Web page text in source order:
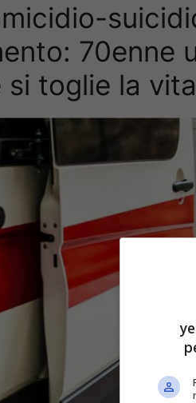
70enne
si toglie la vita